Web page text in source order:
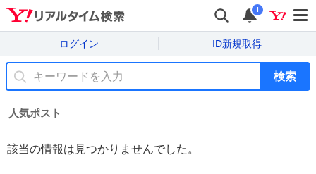
i
ログイン ID新規取得
検索
人気ポスト
該当の情報は見つかりませんでした。